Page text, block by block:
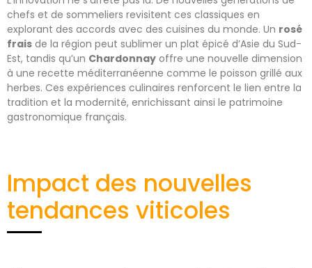
chefs et de sommeliers revisitent ces classiques en
explorant des accords avec des cuisines du monde. Un rosé
frais de la région peut sublimer un plat épicé d’Asie du Sud-
Est, tandis qu’un Chardonnay offre une nouvelle dimension
à une recette méditerranéenne comme le poisson grillé aux
herbes. Ces expériences culinaires renforcent le lien entre la
tradition et la modernité, enrichissant ainsi le patrimoine
gastronomique français.
Impact des nouvelles
tendances viticoles